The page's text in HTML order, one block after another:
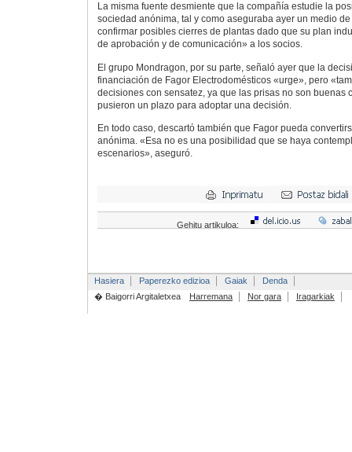
La misma fuente desmiente que la compañía estudie la
sociedad anónima, tal y como aseguraba ayer un medio
confirmar posibles cierres de plantas dado que su plan
de aprobación y de comunicación» a los socios.
El grupo Mondragon, por su parte, señaló ayer que la
financiación de Fagor Electrodomésticos «urge», pero
decisiones con sensatez, ya que las prisas no son buenas
pusieron un plazo para adoptar una decisión.
En todo caso, descartó también que Fagor pueda
anónima. «Esa no es una posibilidad que se haya
escenarios», aseguró.
Gehitu artikuloa:
Hasiera Paperezko edizioa Gaiak
Denda
� Baigorri Argitaletxea
Harremana Nor gara Iragarkiak